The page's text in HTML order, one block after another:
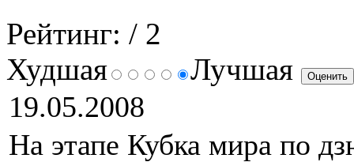
Рейтинг: / 2
Худшая
Лучшая
19.05.2008
На этапе Кубка мира по